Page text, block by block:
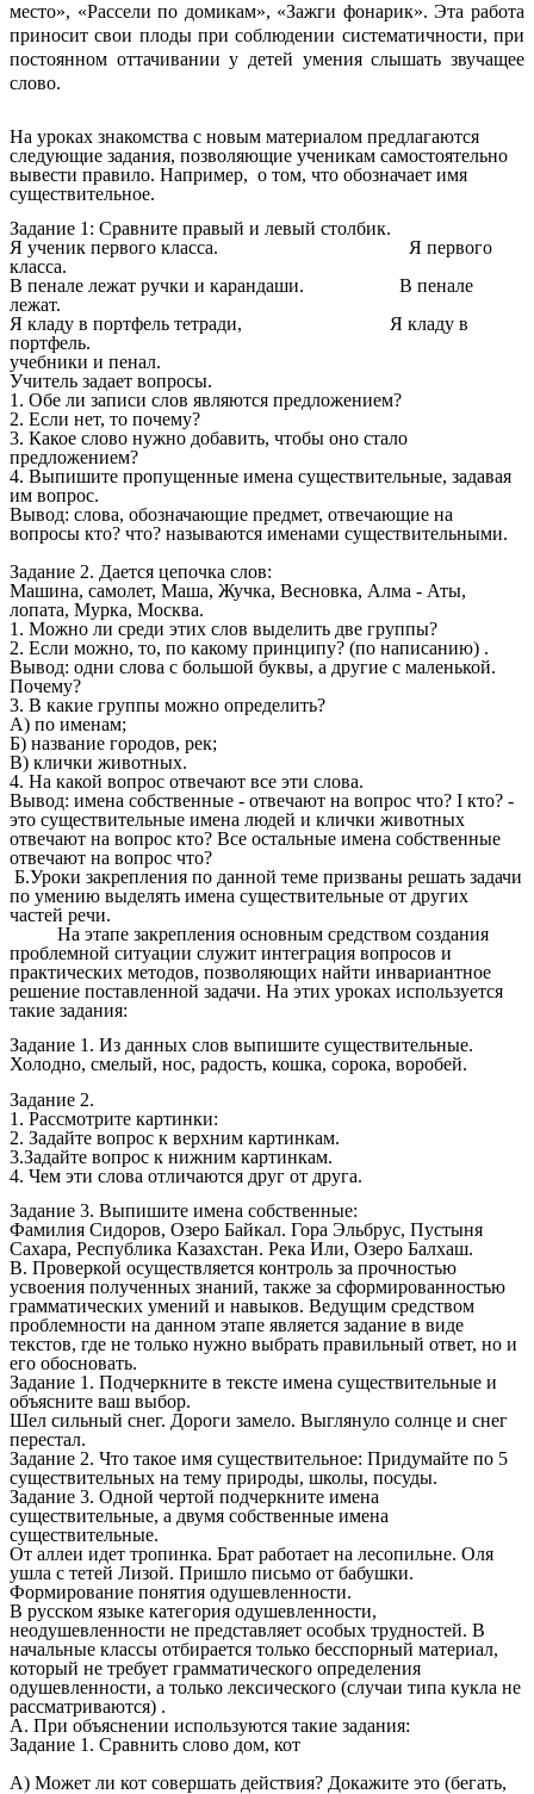
место», «Рассели по домикам», «Зажги фонарик». Эта работа
приносит свои плоды при соблюдении систематичности, при
постоянном оттачивании у детей умения слышать звучащее
слово.
На уроках знакомства с новым материалом предлагаются
следующие задания, позволяющие ученикам самостоятельно
вывести правило. Например, о том, что обозначает имя
существительное.
Задание 1: Сравните правый и левый столбик.
Я ученик первого класса. Я первого
класса.
В пенале лежат ручки и карандаши. В пенале
лежат.
Я кладу в портфель тетради, Я кладу в
портфель.
учебники и пенал.
Учитель задает вопросы.
1. Обе ли записи слов являются предложением?
2. Если нет, то почему?
3. Какое слово нужно добавить, чтобы оно стало
предложением?
4. Выпишите пропущенные имена существительные, задавая
им вопрос.
Вывод: слова, обозначающие предмет, отвечающие на
вопросы кто? что? называются именами существительными.
Задание 2. Дается цепочка слов:
Машина, самолет, Маша, Жучка, Весновка, Алма - Аты,
лопата, Мурка, Москва.
1. Можно ли среди этих слов выделить две группы?
2. Если можно, то, по какому принципу? (по написанию) .
Вывод: одни слова с большой буквы, а другие с маленькой.
Почему?
3. В какие группы можно определить?
A) по именам;
Б) название городов, рек;
B) клички животных.
4. На какой вопрос отвечают все эти слова.
Вывод: имена собственные - отвечают на вопрос что? I кто? -
это существительные имена людей и клички животных
отвечают на вопрос кто? Все остальные имена собственные
отвечают на вопрос что?
Б.Уроки закрепления по данной теме призваны решать задачи
по умению выделять имена существительные от других
частей речи.
На этапе закрепления основным средством создания
проблемной ситуации служит интеграция вопросов и
практических методов, позволяющих найти инвариантное
решение поставленной задачи. На этих уроках используется
такие задания:
Задание 1. Из данных слов выпишите существительные.
Холодно, смелый, нос, радость, кошка, сорока, воробей.
Задание 2.
1. Рассмотрите картинки:
2. Задайте вопрос к верхним картинкам.
3.Задайте вопрос к нижним картинкам.
4. Чем эти слова отличаются друг от друга.
Задание 3. Выпишите имена собственные:
Фамилия Сидоров, Озеро Байкал. Гора Эльбрус, Пустыня
Сахара, Республика Казахстан. Река Или, Озеро Балхаш.
В. Проверкой осуществляется контроль за прочностью
усвоения полученных знаний, также за сформированностью
грамматических умений и навыков. Ведущим средством
проблемности на данном этапе является задание в виде
текстов, где не только нужно выбрать правильный ответ, но и
его обосновать.
Задание 1. Подчеркните в тексте имена существительные и
объясните ваш выбор.
Шел сильный снег. Дороги замело. Выглянуло солнце и снег
перестал.
Задание 2. Что такое имя существительное: Придумайте по 5
существительных на тему природы, школы, посуды.
Задание 3. Одной чертой подчеркните имена
существительные, а двумя собственные имена
существительные.
От аллеи идет тропинка. Брат работает на лесопильне. Оля
ушла с тетей Лизой. Пришло письмо от бабушки.
Формирование понятия одушевленности.
В русском языке категория одушевленности,
неодушевленности не представляет особых трудностей. В
начальные классы отбирается только бесспорный материал,
который не требует грамматического определения
одушевленности, а только лексического (случаи типа кукла не
рассматриваются) .
А. При объяснении используются такие задания:
Задание 1. Сравнить слово дом, кот
А) Может ли кот совершать действия? Докажите это (бегать,